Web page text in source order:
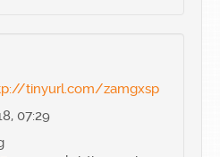
tinyurl.com/zamgxsp
07:29